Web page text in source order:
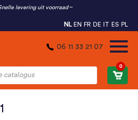
levering uit voorraad
NL EN FR DE IT ES PL
06 11 33 21 07
0